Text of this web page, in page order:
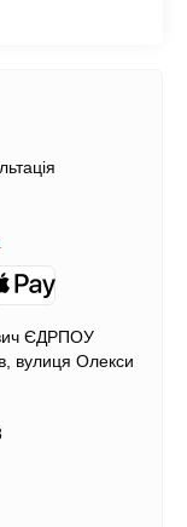
ЄДРПОУ
вулиця Олекси